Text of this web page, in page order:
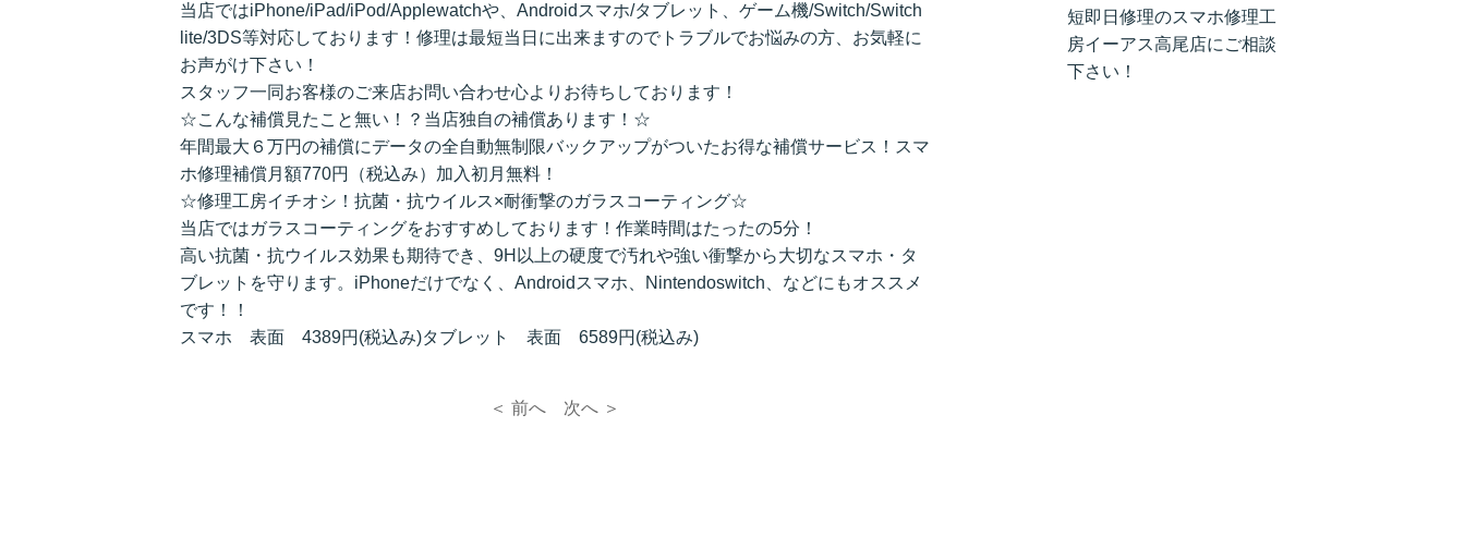
当店ではiPhone/iPad/iPod/Applewatchや、Androidスマホ/タブレット、ゲーム機/Switch/Switch
lite/3DS等対応しております！修理は最短当日に出来ますのでトラブルでお悩みの方、お気軽に
お声がけ下さい！
スタッフ一同お客様のご来店お問い合わせ心よりお待ちしております！
☆こんな補償見たこと無い！？当店独自の補償あります！☆
年間最大６万円の補償にデータの全自動無制限バックアップがついたお得な補償サービス！スマ
ホ修理補償月額770円（税込み）加入初月無料！
☆修理工房イチオシ！抗菌・抗ウイルス×耐衝撃のガラスコーティング☆
当店ではガラスコーティングをおすすめしております！作業時間はたったの5分！
高い抗菌・抗ウイルス効果も期待でき、9H以上の硬度で汚れや強い衝撃から大切なスマホ・タ
ブレットを守ります。iPhoneだけでなく、Androidスマホ、Nintendoswitch、などにもオススメ
です！！
スマホ 表面 4389円(税込み)タブレット 表面 6589円(税込み)
＜ 前へ 次へ ＞
短即日修理のスマホ修理工
房イーアス高尾店にご相談
下さい！